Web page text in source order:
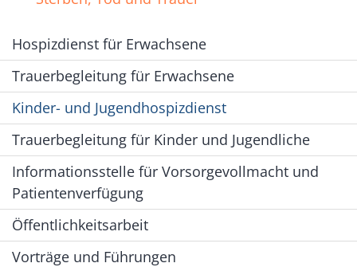
Hospizdienst für Erwachsene
Trauerbegleitung für Erwachsene
Kinder- und Jugendhospizdienst
Trauerbegleitung für Kinder und Jugendliche
Informationsstelle für Vorsorgevollmacht und
Patientenverfügung
Öffentlichkeitsarbeit
Vorträge und Führungen